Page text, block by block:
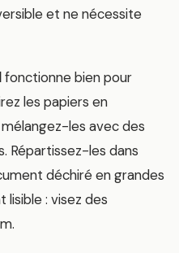
et ne nécessite
fonctionne bien pour
les papiers en
les avec des
Répartissez-les dans
déchiré en grandes
: visez des